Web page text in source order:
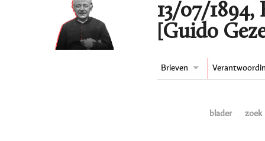
13/07/
[Guido
Brieven
blader zoek